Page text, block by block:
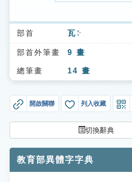
索引選單
知識索引
單字索引
貓頭鷹博士
部首 瓦ㄨㄚˇ
部首外筆畫 9 畫
總筆畫 14 畫
開啟關聯 列入收藏
切換辭典
教育部異體字字典